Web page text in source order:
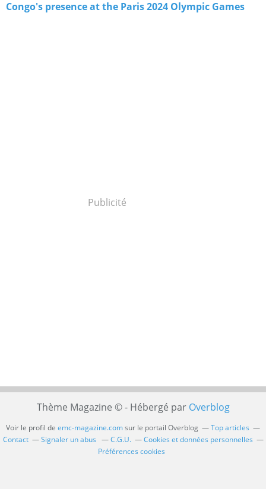
Congo's presence at the Paris 2024 Olympic Games
Publicité
Thème Magazine © - Hébergé par Overblog
Voir le profil de emc-magazine.comsur le portail Overblog
Top articles
Contact
Signaler un abus C.G.U.
Cookies et données personnelles
Préférences cookies